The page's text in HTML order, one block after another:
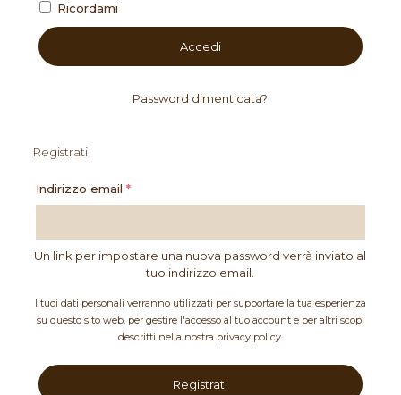
Ricordami
Accedi
Password dimenticata?
Registrati
Indirizzo email *
Un link per impostare una nuova password verrà inviato al
tuo indirizzo email.
I tuoi dati personali verranno utilizzati per supportare la tua esperienza
su questo sito web, per gestire l'accesso al tuo account e per altri scopi
descritti nella nostra privacy policy.
Registrati